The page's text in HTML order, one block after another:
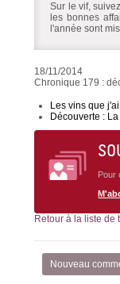
Sur le vif,
les bonnes
l'année sont
18/11/2014
Chronique 179 :
Les vins que
Découverte :
Pour
Retour à la liste de
Nouveau